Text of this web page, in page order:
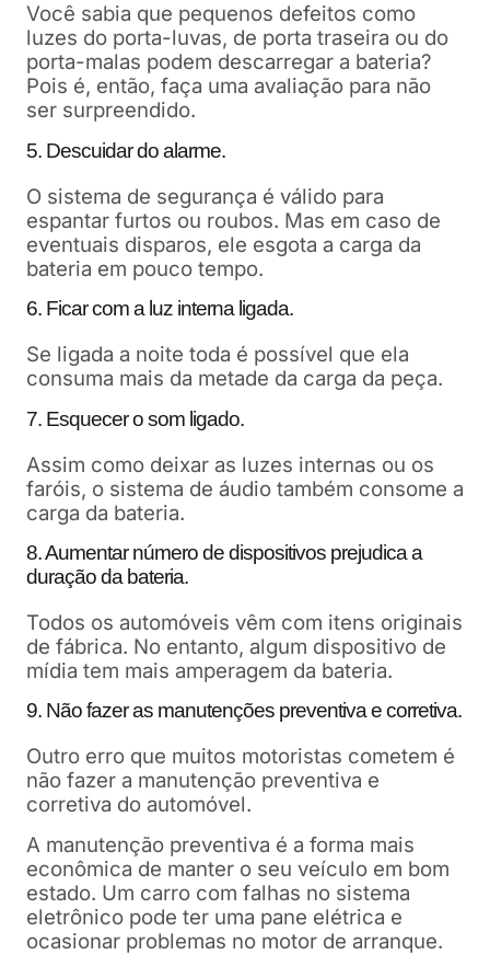
Você sabia que pequenos defeitos como
luzes do porta-luvas, de porta traseira ou do
porta-malas podem descarregar a bateria?
Pois é, então, faça uma avaliação para não
ser surpreendido.
5. Descuidar do alarme.
O sistema de segurança é válido para
espantar furtos ou roubos. Mas em caso de
eventuais disparos, ele esgota a carga da
bateria em pouco tempo.
6. Ficar com a luz interna ligada.
Se ligada a noite toda é possível que ela
consuma mais da metade da carga da peça.
7. Esquecer o som ligado.
Assim como deixar as luzes internas ou os
faróis, o sistema de áudio também consome a
carga da bateria.
8. Aumentar número de dispositivos prejudica a
duração da bateria.
Todos os automóveis vêm com itens originais
de fábrica. No entanto, algum dispositivo de
mídia tem mais amperagem da bateria.
9. Não fazer as manutenções preventiva e corretiva.
Outro erro que muitos motoristas cometem é
não fazer a manutenção preventiva e
corretiva do automóvel.
A manutenção preventiva é a forma mais
econômica de manter o seu veículo em bom
estado. Um carro com falhas no sistema
eletrônico pode ter uma pane elétrica e
ocasionar problemas no motor de arranque.